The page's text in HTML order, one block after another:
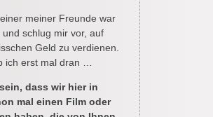
meiner Freunde war
schlug mir vor, auf
Geld zu verdienen.
ich erst mal dran …
dass wir hier in
mal einen Film oder